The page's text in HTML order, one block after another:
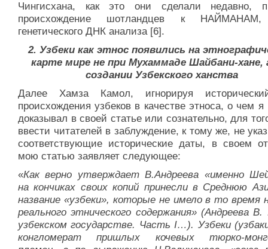
Чингисхана, как это они сделали недавно,
происхождение шотландцев к НАЙМАНАМ,
генетического ДНК анализа [6].
2. Узбеки как этнос появились на
карте мире не при Мухаммаде Шайбани-хане,
создании Узбекского ханства
Далее Хамза Камол, игнорируя
происхождения узбеков в качестве этноса, о чем
доказывал в своей статье или сознательно, для
ввести читателей в заблуждение, к тому же, не
соответствующие исторические даты, в своем
мою статью заявляет следующее:
«Как верно утверждает В.Андреева «именно
на кончиках своих копий принесли в Среднюю
название «узбеки», которые не имело в то время
реального этнического содержания» (Андреева
узбекском государстве. Часть I…). Узбеки
конгломерат пришлых кочевых тюрко-